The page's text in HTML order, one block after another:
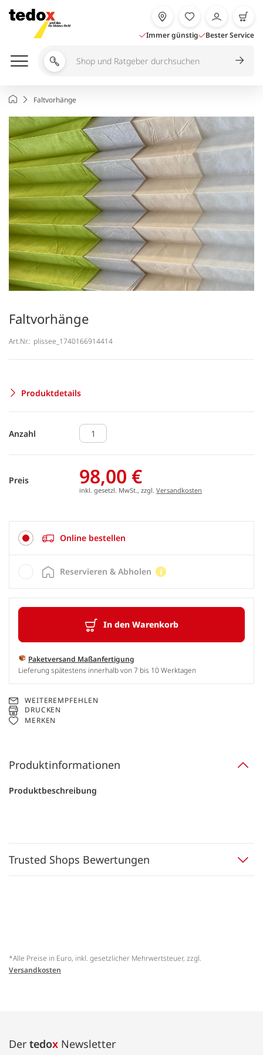
Inhalt
springen
Immer günstig Bester Service
Shop
durchsuchen
StartseiteFaltvorhänge
Faltvorhänge
Art.Nr.: plissee_1740166914414
Produktdetails
Anzahl
Preis 98,00 €
inkl. gesetzl. MwSt., zzgl. Versandkosten
Online bestellen
In den Warenkorb
Paketversand Maßanfertigung
Lieferung spätestens innerhalb von 7 bis 10 Werktagen
Reservieren & Abholen
WEITEREMPFEHLEN
DRUCKEN
MERKEN
Produktinformationen
Produktbeschreibung
Trusted Shops Bewertungen
*Alle Preise in Euro, inkl. gesetzlicher Mehrwertsteuer, zzgl.
Versandkosten
Der tedox Newsletter